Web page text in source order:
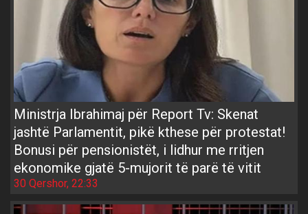
Ministrja Ibrahimaj për Report Tv: Skenat
jashtë Parlamentit, pikë kthese për protestat!
Bonusi për pensionistët, i lidhur me rritjen
ekonomike gjatë 5-mujorit të parë të vitit
30 Qershor, 22:33